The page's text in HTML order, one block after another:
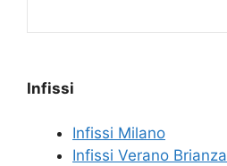
Infissi
Infissi Milano
Infissi Verano Brianza